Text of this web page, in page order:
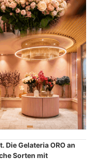
Gelateria ORO an
Sorten mit